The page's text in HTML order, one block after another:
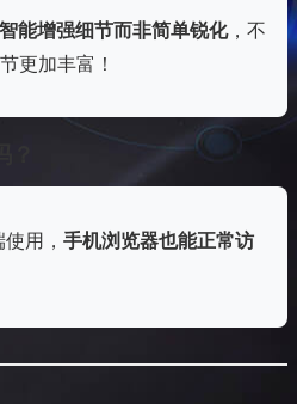
智能增强细节而非简单锐化，不
更加丰富！
用， 手机浏览器也能正常访